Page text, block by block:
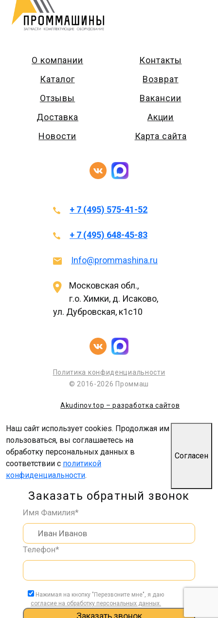
О компании
Каталог
Отзывы
Доставка
Новости
Контакты
Возврат
Вакансии
Акции
Карта сайта
+ 7 (495) 575-41-52
+ 7 (495) 648-45-83
Info@prommashina.ru
Московская обл.,
г.о. Химки, д. Исаково,
ул. Дубровская, к1с10
Политика конфиденциальности
© 2016-2026 Проммаш
Akudinov.top – разработка сайтов
Наш сайт использует cookies. Продолжая им
пользоваться, вы соглашаетесь на
обработку персональных данных в
соответствии с политикой
конфиденциальности.
Согласен
Заказать обратный звонок
Имя Фамилия*
Телефон*
Нажимая на кнопку "Перезвоните мне", я даю
согласие на обработку персональных данных.